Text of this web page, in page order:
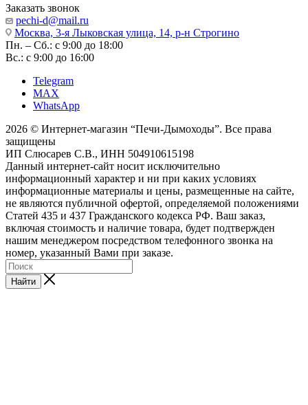
Заказать звонок
pechi-d@mail.ru
Москва, 3-я Лыковская улица, 14, р-н Строгино
Пн. – Сб.: с 9:00 до 18:00
Вс.: с 9:00 до 16:00
Telegram
MAX
WhatsApp
2026 © Интернет-магазин “Печи-Дымоходы”. Все права
защищены
ИП Слюсарев С.В., ИНН 504910615198
Данный интернет-сайт носит исключительно
информационный характер и ни при каких условиях
информационные материалы и цены, размещенные на сайте,
не являются публичной офертой, определяемой положениями
Статей 435 и 437 Гражданского кодекса РФ. Ваш заказ,
включая стоимость и наличие товара, будет подтвержден
нашим менеджером посредством телефонного звонка на
номер, указанный Вами при заказе.
Найти